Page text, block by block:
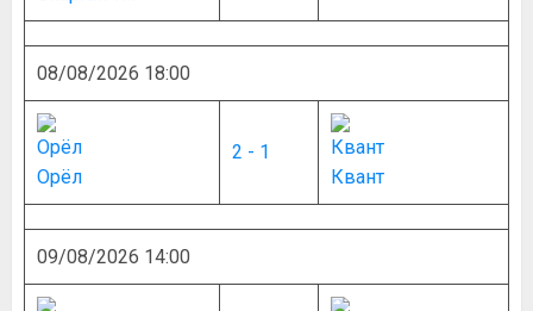
08/08/2026 18:00
Орёл
2 - 1
Квант
09/08/2026 14:00